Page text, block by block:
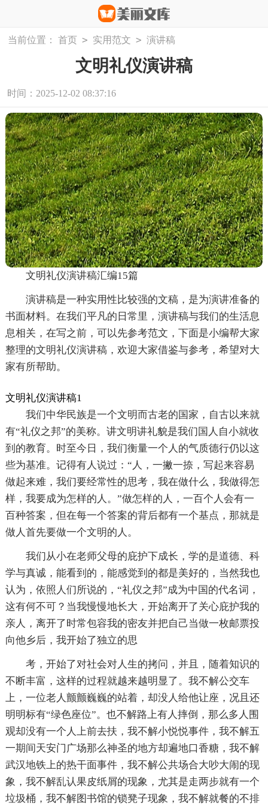
当前位置： 首页 > 实用范文 > 演讲稿
文明礼仪演讲稿
时间：2025-12-02 08:37:16
文明礼仪演讲稿汇编15篇
演讲稿是一种实用性比较强的文稿，是为演讲准备的
书面材料。在我们平凡的日常里，演讲稿与我们的生活息
息相关，在写之前，可以先参考范文，下面是小编帮大家
整理的文明礼仪演讲稿，欢迎大家借鉴与参考，希望对大
家有所帮助。
文明礼仪演讲稿1
我们中华民族是一个文明而古老的国家，自古以来就
有“礼仪之邦”的美称。讲文明讲礼貌是我们国人自小就收
到的教育。时至今日，我们衡量一个人的气质德行仍以这
些为基准。记得有人说过：“人，一撇一捺，写起来容易
做起来难，我们要经常性的思考，我在做什么，我做得怎
样，我要成为怎样的人。”做怎样的人，一百个人会有一
百种答案，但在每一个答案的背后都有一个基点，那就是
做人首先要做一个文明的人。
我们从小在老师父母的庇护下成长，学的是道德、科
学与真诚，能看到的，能感觉到的都是美好的，当然我也
认为，依照人们所说的，“礼仪之邦”成为中国的代名词，
这有何不可？当我慢慢地长大，开始离开了关心庇护我的
亲人，离开了时常包容我的密友并把自己当做一枚邮票投
向他乡后，我开始了独立的思
考，开始了对社会对人生的拷问，并且，随着知识的
不断丰富，这样的过程就越来越明显了。我不解公交车
上，一位老人颤颤巍巍的站着，却没人给他让座，况且还
明明标有“绿色座位”。也不解路上有人摔倒，那么多人围
观却没有一个人上前去扶，我不解小悦悦事件，我不解五
一期间天安门广场那么神圣的地方却遍地口香糖，我不解
武汉地铁上的热干面事件，我不解公共场合大吵大闹的现
象，我不解乱认果皮纸屑的现象，尤其是走两步就有一个
垃圾桶，我不解图书馆的锁凳子现象，我不解就餐的不排